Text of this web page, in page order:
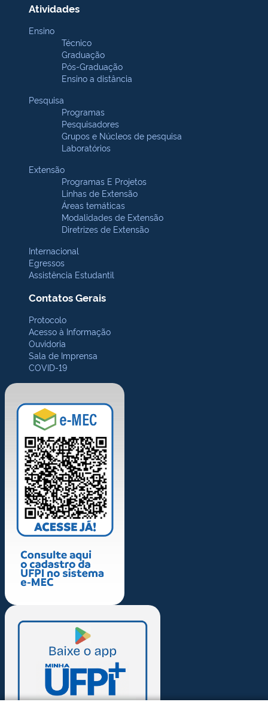
Atividades
Ensino
Técnico
Graduação
Pós-Graduação
Ensino a distância
Pesquisa
Programas
Pesquisadores
Grupos e Núcleos de pesquisa
Laboratórios
Extensão
Programas E Projetos
Linhas de Extensão
Áreas temáticas
Modalidades de Extensão
Diretrizes de Extensão
Internacional
Egressos
Assistência Estudantil
Contatos Gerais
Protocolo
Acesso à Informação
Ouvidoria
Sala de Imprensa
COVID-19